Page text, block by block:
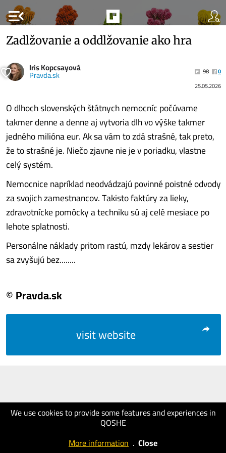
menu_open
We use cookies to provide some features and experiences in
QOSHE
More information . Close
Zadlžovanie a oddlžovanie ako hra
Iris Kopcsayová
Pravda.sk 98
0
25.05.2026
O dlhoch slovenských štátnych nemocníc počúvame
takmer denne a denne aj vytvoria dlh vo výške takmer
jedného milióna eur. Ak sa vám to zdá strašné, tak preto,
že to strašné je. Niečo zjavne nie je v poriadku, vlastne
celý systém.
Nemocnice napríklad neodvádzajú povinné poistné odvody
za svojich zamestnancov. Takisto faktúry za lieky,
zdravotnícke pomôcky a techniku sú aj celé mesiace po
lehote splatnosti.
Personálne náklady pritom rastú, mzdy lekárov a sestier
sa zvyšujú bez........
© Pravda.sk
visit website